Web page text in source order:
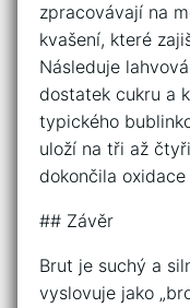
zpracovávají na
kvašení, které
Následuje
dostatek cukru a
typického
uloží na tři až
dokončila
## Závěr
Brut je suchý a
vyslovuje jako